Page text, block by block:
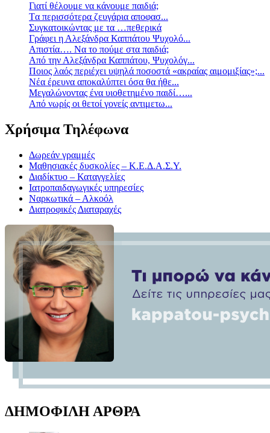
Γιατί θέλουμε να κάνουμε παιδιά;
Tα περισσότερα ζευγάρια αποφασ...
Συγκατοικώντας με τα …πεθερικά
Γράφει η Αλεξάνδρα Καππάτου Ψυχολό...
Απιστία…. Να το πούμε στα παιδιά;
Από την Αλεξάνδρα Καππάτου, Ψυχολόγ...
Ποιος λαός περιέχει υψηλά ποσοστά «ακραίας αιμομιξίας»;...
Νέα έρευνα αποκαλύπτει όσα θα ήθε...
Mεγαλώνοντας ένα υιοθετημένο παιδί…...
Aπό νωρίς οι θετοί γονείς αντιμετω...
Χρήσιμα Τηλέφωνα
Δωρεάν γραμμές
Μαθησιακές δυσκολίες – Κ.Ε.Δ.Α.Σ.Υ.
Διαδίκτυο – Καταγγελίες
Ιατροπαιδαγωγικές υπηρεσίες
Ναρκωτικά – Αλκοόλ
Διατροφικές Διαταραχές
ΔΗΜΟΦΙΛΗ ΑΡΘΡΑ